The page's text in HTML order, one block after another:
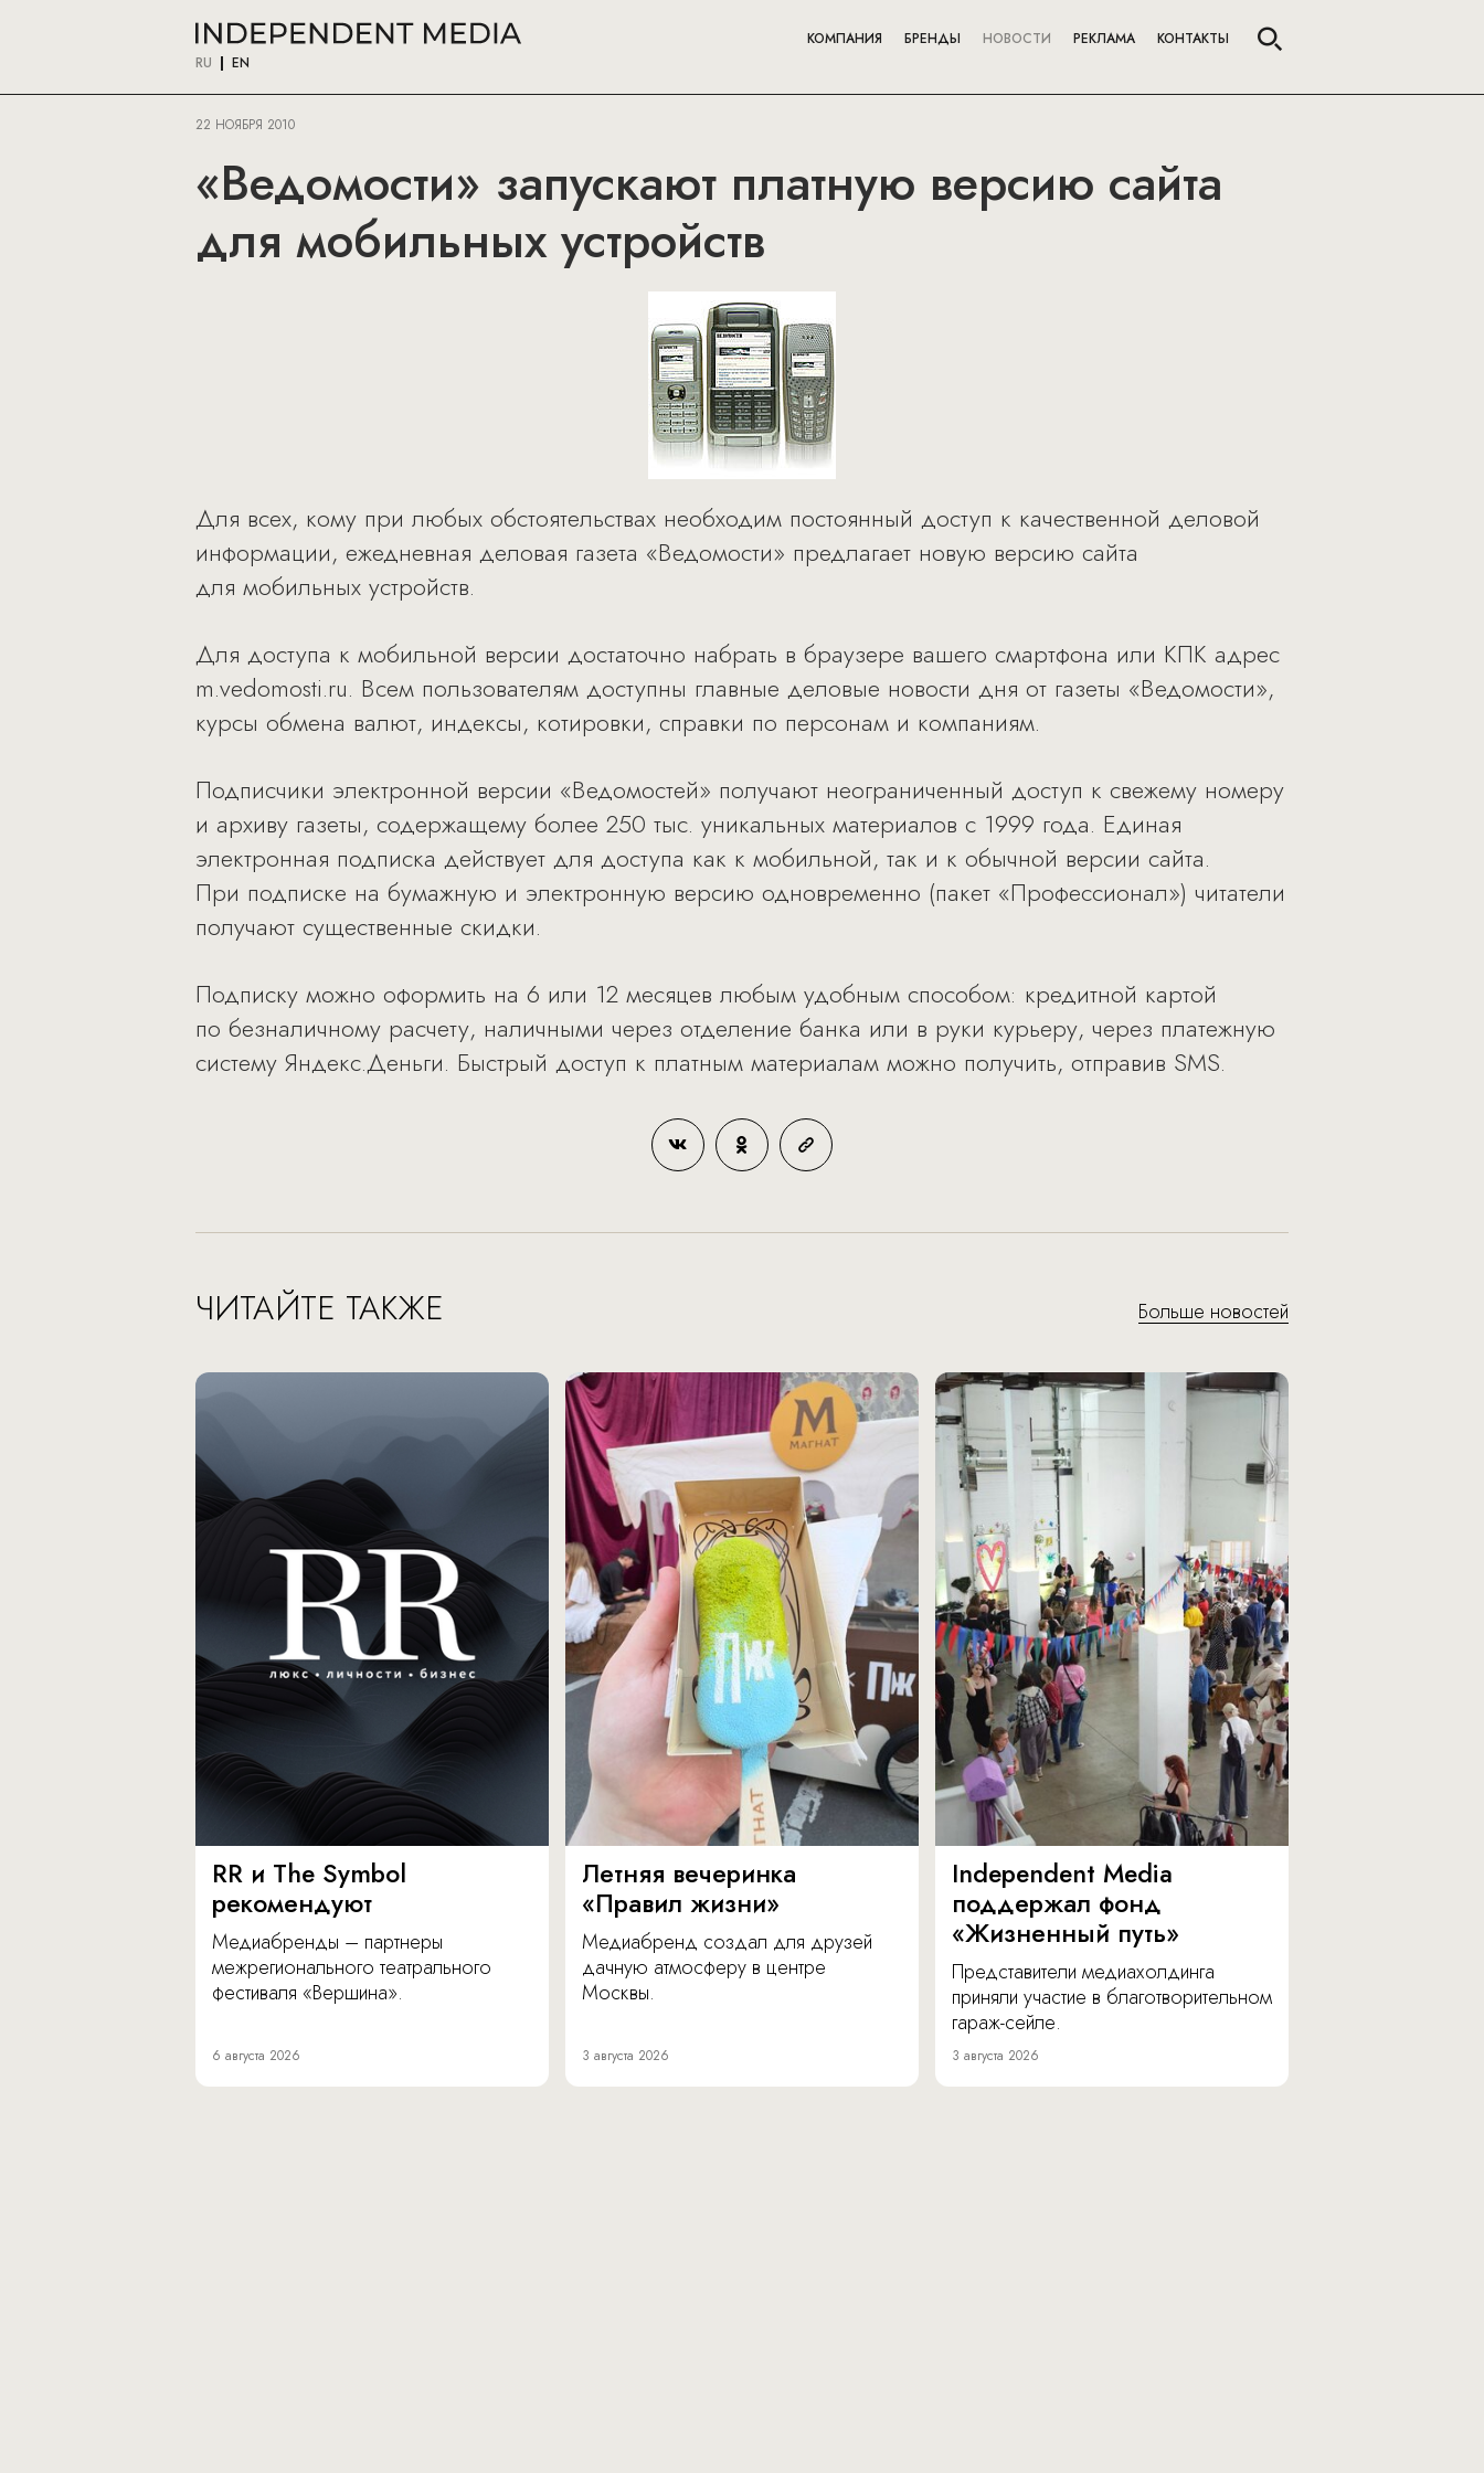
RU EN
КОМПАНИЯ БРЕНДЫ НОВОСТИ РЕКЛАМА КОНТАКТЫ
22 НОЯБРЯ 2010
«Ведомости» запускают платную версию сайта
для мобильных устройств
Для всех, кому при любых обстоятельствах необходим постоянный доступ к качественной деловой
информации, ежедневная деловая газета «Ведомости» предлагает новую версию сайта
для мобильных устройств.
Для доступа к мобильной версии достаточно набрать в браузере вашего смартфона или КПК адрес
m.vedomosti.ru. Всем пользователям доступны главные деловые новости дня от газеты «Ведомости»,
курсы обмена валют, индексы, котировки, справки по персонам и компаниям.
Подписчики электронной версии «Ведомостей» получают неограниченный доступ к свежему номеру
и архиву газеты, содержащему более 250 тыс. уникальных материалов с 1999 года. Единая
электронная подписка действует для доступа как к мобильной, так и к обычной версии сайта.
При подписке на бумажную и электронную версию одновременно (пакет «Профессионал») читатели
получают существенные скидки.
Подписку можно оформить на 6 или 12 месяцев любым удобным способом: кредитной картой
по безналичному расчету, наличными через отделение банка или в руки курьеру, через платежную
систему Яндекс.Деньги. Быстрый доступ к платным материалам можно получить, отправив SMS.
ЧИТАЙТЕ ТАКЖЕ Больше новостей
RR и The Symbol
рекомендуют
Медиабренды – партнеры
межрегионального театрального
фестиваля «Вершина».
6 августа 2026
Летняя вечеринка
«Правил жизни»
Медиабренд создал для друзей
дачную атмосферу в центре
Москвы.
3 августа 2026
Independent Media
поддержал фонд
«Жизненный путь»
Представители медиахолдинга
приняли участие в благотворительном
гараж-сейле.
3 августа 2026